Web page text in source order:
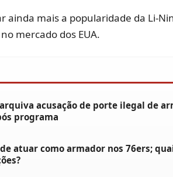
ainda mais a popularidade da Li-
mercado dos EUA.
acusação de porte ilegal de
programa
atuar como armador nos 76ers;